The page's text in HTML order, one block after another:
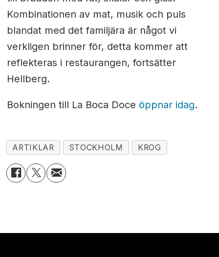
Kombinationen av mat, musik och puls
blandat med det familjära är något vi
verkligen brinner för, detta kommer att
reflekteras i restaurangen, fortsätter
Hellberg.
Bokningen till La Boca Doce öppnar idag.
ARTIKLAR STOCKHOLM KROG